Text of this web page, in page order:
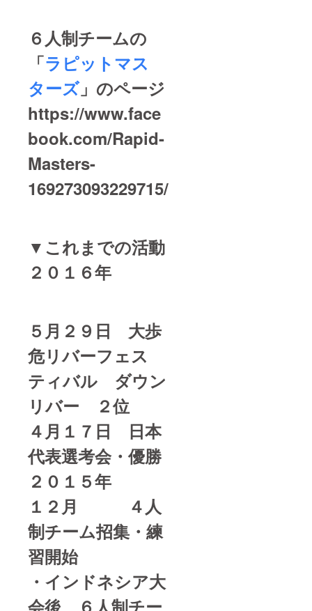
６人制チームの
「ラピットマス
ターズ」のページ
https://www.face
book.com/Rapid-
Masters-
169273093229715/
▼これまでの活動
２０１６年
５月２９日 大歩
危リバーフェス
ティバル ダウン
リバー ２位
４月１７日 日本
代表選考会・優勝
２０１５年
１２月 ４人
制チーム招集・練
習開始
・インドネシア大
会後、６人制チー